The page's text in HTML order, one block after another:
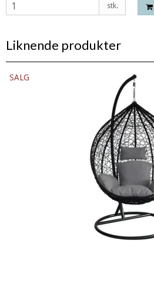
stk.
Liknende produkter
SALG